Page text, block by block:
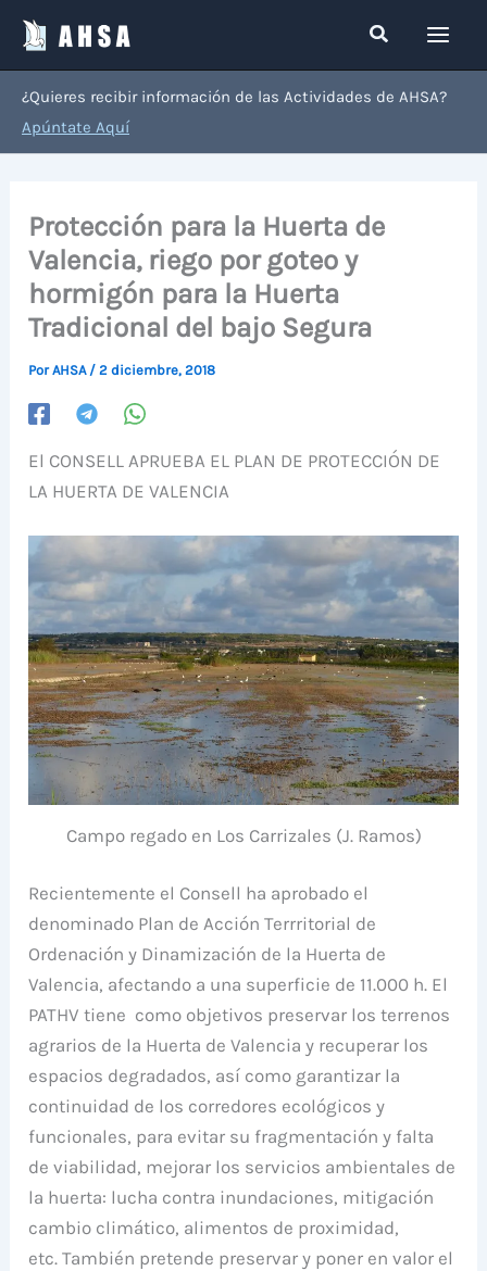
contenido
Buscar
¿Quieres recibir información de las Actividades de AHSA?
Apúntate Aquí
Protección para la Huerta de
Valencia, riego por goteo y
hormigón para la Huerta
Tradicional del bajo Segura
PorAHSA /2 diciembre, 2018
El CONSELL APRUEBA EL PLAN DE PROTECCIÓN DE
LA HUERTA DE VALENCIA
Campo regado en Los Carrizales (J. Ramos)
Recientemente el Consell ha aprobado el
denominado Plan de Acción Terrritorial de
Ordenación y Dinamización de la Huerta de
Valencia, afectando a una superficie de 11.000 h. El
PATHV tiene como objetivos preservar los terrenos
agrarios de la Huerta de Valencia y recuperar los
espacios degradados, así como garantizar la
continuidad de los corredores ecológicos y
funcionales, para evitar su fragmentación y falta
de viabilidad, mejorar los servicios ambientales de
la huerta: lucha contra inundaciones, mitigación
cambio climático, alimentos de proximidad,
etc. También pretende preservar y poner en valor el